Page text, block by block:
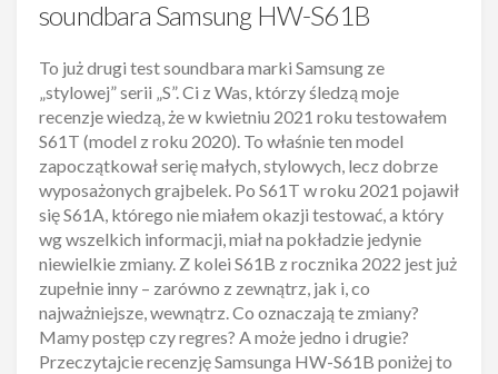
soundbara Samsung HW-S61B
To już drugi test soundbara marki Samsung ze
„stylowej” serii „S”. Ci z Was, którzy śledzą moje
recenzje wiedzą, że w kwietniu 2021 roku testowałem
S61T (model z roku 2020). To właśnie ten model
zapoczątkował serię małych, stylowych, lecz dobrze
wyposażonych grajbelek. Po S61T w roku 2021 pojawił
się S61A, którego nie miałem okazji testować, a który
wg wszelkich informacji, miał na pokładzie jedynie
niewielkie zmiany. Z kolei S61B z rocznika 2022 jest już
zupełnie inny – zarówno z zewnątrz, jak i, co
najważniejsze, wewnątrz. Co oznaczają te zmiany?
Mamy postęp czy regres? A może jedno i drugie?
Przeczytajcie recenzję Samsunga HW-S61B poniżej to